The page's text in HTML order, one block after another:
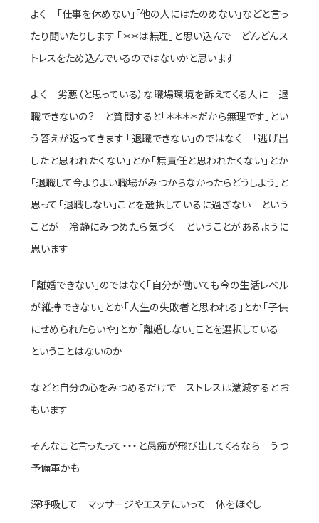
よく 「仕事を休めない」「他の人にはたのめない」などと言っ
たり聞いたりします 「＊＊は無理」と思い込んで どんどんス
トレスをため込んでいるのではないかと思います
よく 劣悪（と思っている）な職場環境を訴えてくる人に 退
職できないの？ と質問すると「＊＊＊＊だから無理です」とい
う答えが返ってきます 「退職できない」のではなく 「逃げ出
したと思われたくない」とか「無責任と思われたくない」とか
「退職して今よりよい職場がみつからなかったらどうしよう」と
思って「退職しない」ことを選択しているに過ぎない という
ことが 冷静にみつめたら気づく ということがあるように
思います
「離婚できない」のではなく「自分が働いても今の生活レベル
が維持できない」とか「人生の失敗者と思われる」とか「子供
にせめられたらいや」とか「離婚しない」ことを選択している
ということはないのか
などと自分の心をみつめるだけで ストレスは激減するとお
もいます
そんなこと言ったって・・・と愚痴が飛び出してくるなら うつ
予備軍かも
深呼吸して マッサージやエステにいって 体をほぐし